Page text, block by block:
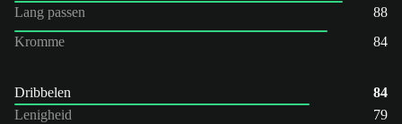
Lang passen
88
Kromme
84
Dribbelen
84
Lenigheid
79